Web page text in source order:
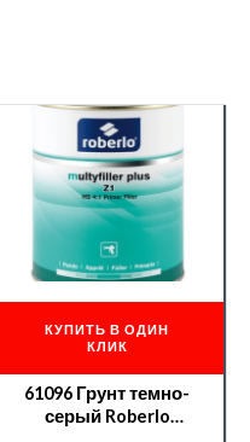
КУПИТЬ В ОДИН
КЛИК
61096 Грунт темно-
серый Roberlo